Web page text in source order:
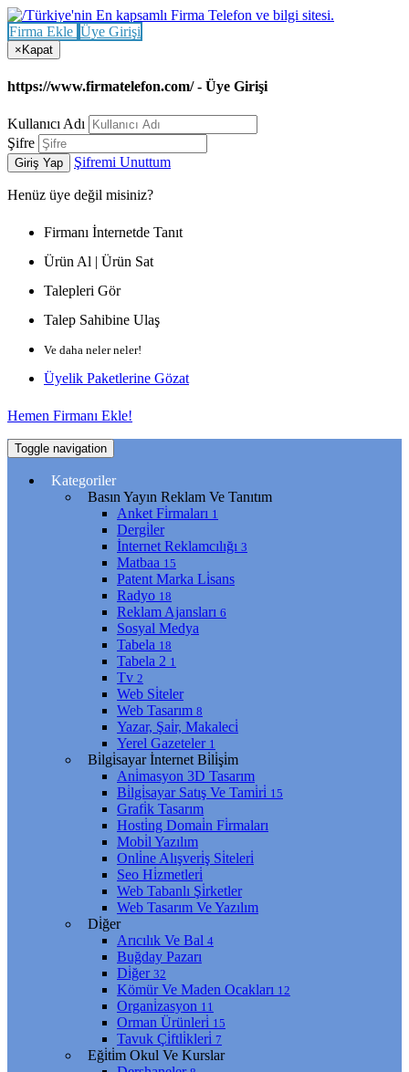
Firma Ekle Üye Girişi
× Kapat
https://www.firmatelefon.com/ - Üye Girişi
Kullanıcı Adı
Şifre
Giriş Yap Şifremi Unuttum
Henüz üye değil misiniz?
Firmanı İnternetde Tanıt
Ürün Al | Ürün Sat
Talepleri Gör
Talep Sahibine Ulaş
Ve daha neler neler!
Üyelik Paketlerine Gözat
Hemen Firmanı Ekle!
Toggle navigation
Kategoriler
Basın Yayın Reklam Ve Tanıtım
Anket Fi̇rmaları 1
Dergi̇ler
İnternet Reklamcılığı 3
Matbaa 15
Patent Marka Li̇sans
Radyo 18
Reklam Ajansları 6
Sosyal Medya
Tabela 18
Tabela 2 1
Tv 2
Web Si̇teler
Web Tasarım 8
Yazar, Şai̇r, Makaleci̇
Yerel Gazeteler 1
Bi̇lgi̇sayar İnternet Bi̇li̇şi̇m
Ani̇masyon 3D Tasarım
Bi̇lgi̇sayar Satış Ve Tami̇ri̇ 15
Grafi̇k Tasarım
Hosti̇ng Domai̇n Fi̇rmaları
Mobi̇l Yazılım
Onli̇ne Alışveri̇ş Si̇teleri̇
Seo Hi̇zmetleri̇
Web Tabanlı Şi̇rketler
Web Tasarım Ve Yazılım
Di̇ğer
Arıcılık Ve Bal 4
Buğday Pazarı
Di̇ğer 32
Kömür Ve Maden Ocakları 12
Organi̇zasyon 11
Orman Ürünleri̇ 15
Tavuk Çi̇ftli̇kleri̇ 7
Eği̇ti̇m Okul Ve Kurslar